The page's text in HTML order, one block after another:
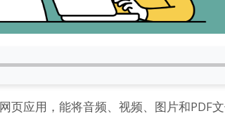
页应用，能将音频、视频、图片和PDF文